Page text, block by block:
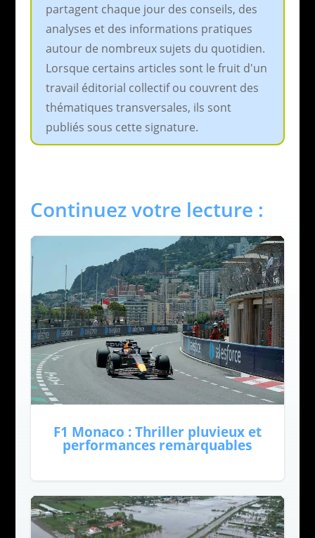
partagent chaque jour des conseils, des
analyses et des informations pratiques
autour de nombreux sujets du quotidien.
Lorsque certains articles sont le fruit d'un
travail éditorial collectif ou couvrent des
thématiques transversales, ils sont
publiés sous cette signature.
Continuez votre lecture :
F1 Monaco : Thriller pluvieux et
performances remarquables